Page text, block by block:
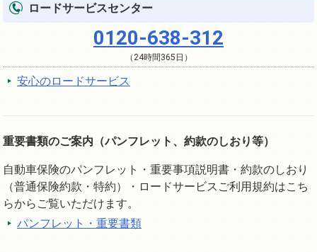
ロードサービスセンター
0120-638-312
（24時間365日）
安心のロードサービス
重要書類のご案内（パンフレット、約款のしおり等）
自動車保険のパンフレット・重要事項説明書・約款のしおり
（普通保険約款・特約）・ロードサービスご利用規約はこち
らからご覧いただけます。
パンフレット・重要書類